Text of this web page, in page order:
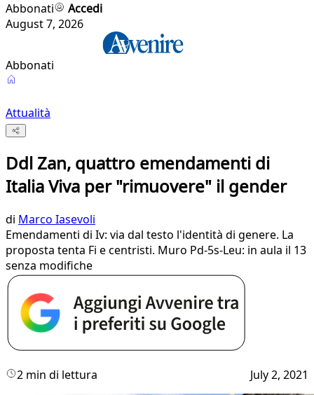
Abbonati
Accedi
August 7, 2026
Abbonati
Attualità
Ddl Zan, quattro emendamenti di
Italia Viva per "rimuovere" il gender
di Marco Iasevoli
Emendamenti di Iv: via dal testo l'identità di genere. La
proposta tenta Fi e centristi. Muro Pd-5s-Leu: in aula il 13
senza modifiche
2 min di lettura July 2, 2021